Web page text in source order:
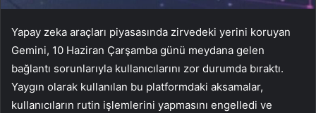
Yapay zeka araçları piyasasında zirvedeki yerini koruyan
Gemini, 10 Haziran Çarşamba günü meydana gelen
bağlantı sorunlarıyla kullanıcılarını zor durumda bıraktı.
Yaygın olarak kullanılan bu platformdaki aksamalar,
kullanıcıların rutin işlemlerini yapmasını engelledi ve